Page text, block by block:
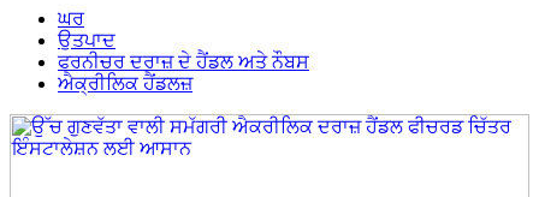
ਘਰ
ਉਤਪਾਦ
ਫਰਨੀਚਰ ਦਰਾਜ਼ ਦੇ ਹੈਂਡਲ ਅਤੇ ਨੌਬਸ
ਐਕ੍ਰੀਲਿਕ ਹੈਂਡਲਜ਼